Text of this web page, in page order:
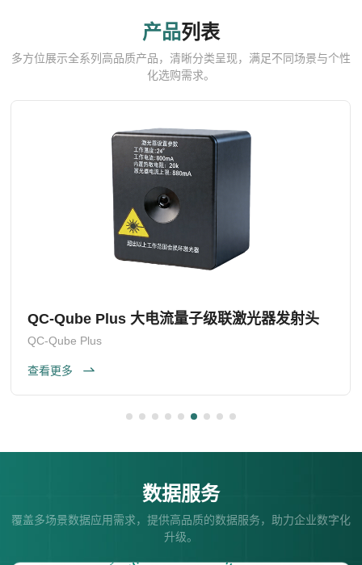
产品列表
多方位展示全系列高品质产品，清晰分类呈现，满足不同场景与个性
化选购需求。
QC-Qube Plus 大电流量子级联激光器发射头
QC-Qube Plus
查看更多
数据服务
覆盖多场景数据应用需求，提供高品质的数据服务，助力企业数字化
升级。